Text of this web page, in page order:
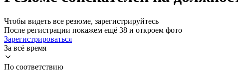
Чтобы видеть все резюме, зарегистрируйтесь
После регистрации покажем ещё 38 и откроем фото
Зарегистрироваться
За всё время
По соответствию